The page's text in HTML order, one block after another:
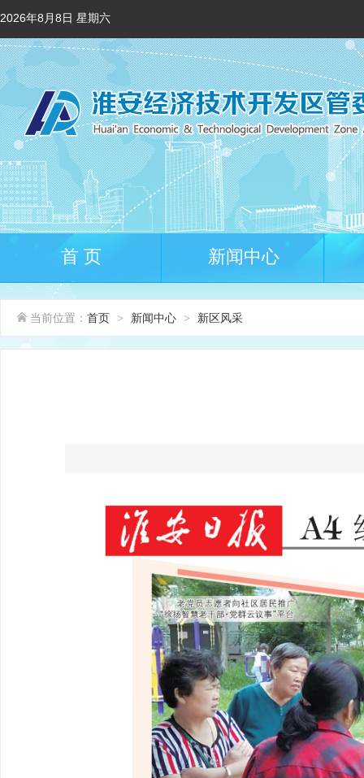
2026年8月8日 星期六
首 页 新闻中心
当前位置： 首页 > 新闻中心 > 新区风采